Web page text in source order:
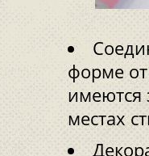
форме
имеются
местах